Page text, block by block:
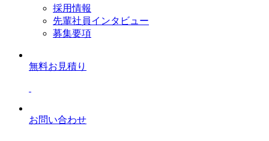
採用情報
先輩社員インタビュー
募集要項
無料お見積り
お問い合わせ